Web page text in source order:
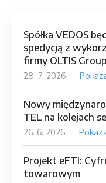
Spółka VEDOS
spedycją z
firmy OLTIS Group
28. 7. 2026
Nowy
TEL na kolejach
26. 6. 2026
Projekt eFTI:
towarowym